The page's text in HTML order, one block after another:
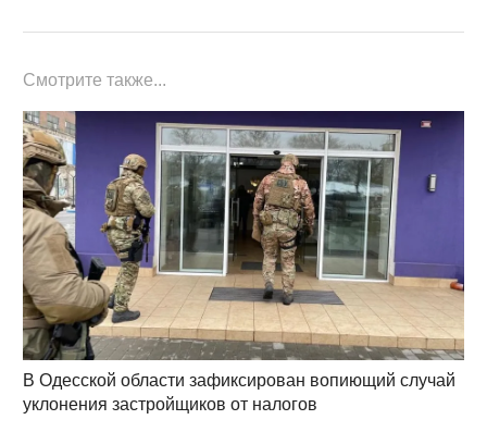
Смотрите также...
В Одесской области зафиксирован вопиющий случай
уклонения застройщиков от налогов